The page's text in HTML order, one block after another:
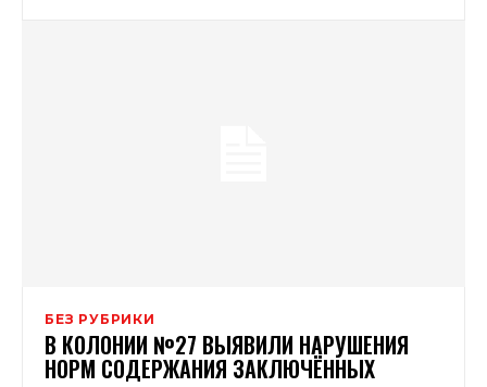
БЕЗ РУБРИКИ
В КОЛОНИИ №27 ВЫЯВИЛИ НАРУШЕНИЯ
НОРМ СОДЕРЖАНИЯ ЗАКЛЮЧЁННЫХ